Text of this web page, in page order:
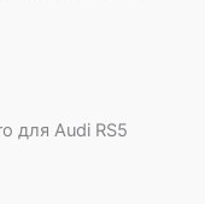
для Audi RS5